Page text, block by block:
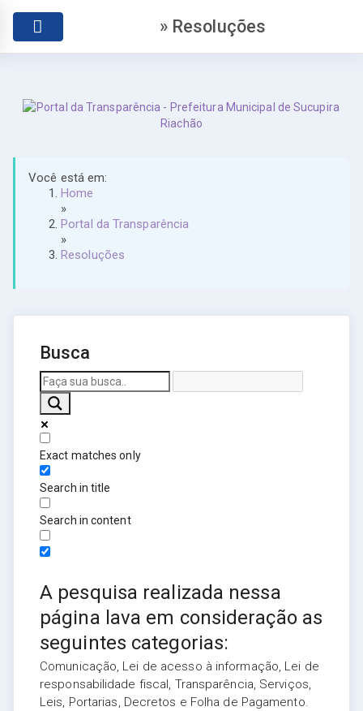
» Resoluções
Você está em:
Home
»
Portal da Transparência
»
Resoluções
Busca
Exact matches only
Search in title
Search in content
A pesquisa realizada nessa
página lava em consideração as
seguintes categorias:
Comunicação, Lei de acesso à informação, Lei de
responsabilidade fiscal, Transparência, Serviços,
Leis, Portarias, Decretos e Folha de Pagamento.